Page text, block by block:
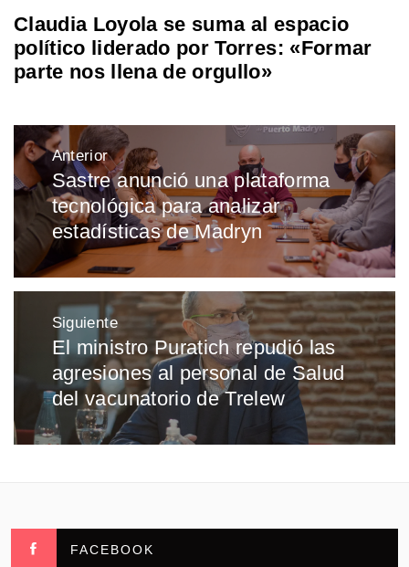
Claudia Loyola se suma al espacio
político liderado por Torres: «Formar
parte nos llena de orgullo»
Navegación
de
entradas
Anterior
Entrada
anterior:
Sastre anunció una plataforma
tecnológica para analizar
estadísticas de Madryn
Siguiente
Entrada
siguiente:
El ministro Puratich repudió las
agresiones al personal de Salud
del vacunatorio de Trelew
FACEBOOK